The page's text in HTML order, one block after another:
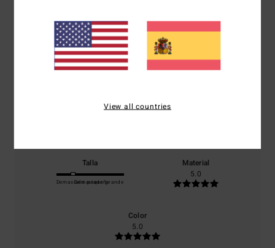
5.0/5
basado en1 reseñas verificadasdesde junio 2026
Relación calidad-precio
Talla
Demasiado pequeño
Demasiado grande
Material
5.0
Color
5.0
View all countries